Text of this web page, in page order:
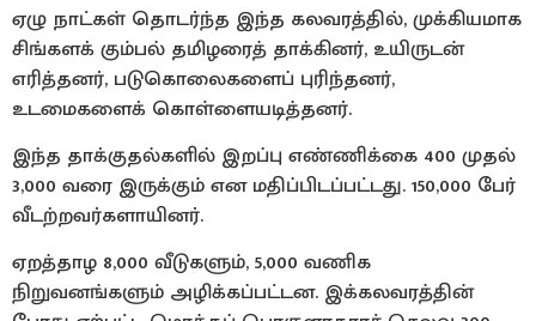
ஏழு நாட்கள் தொடர்ந்த இந்த கலவரத்தில், முக்கியமாக
சிங்களக் கும்பல் தமிழரைத் தாக்கினர், உயிருடன்
எரித்தனர், படுகொலைகளைப் புரிந்தனர்,
உடமைகளைக் கொள்ளையடித்தனர்.
இந்த தாக்குதல்களில் இறப்பு எண்ணிக்கை 400 முதல்
3,000 வரை இருக்கும் என மதிப்பிடப்பட்டது. 150,000 பேர்
வீடற்றவர்களாயினர்.
ஏறத்தாழ 8,000 வீடுகளும், 5,000 வணிக
நிறுவனங்களும் அழிக்கப்பட்டன. இக்கலவரத்தின்